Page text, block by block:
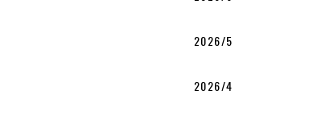
2026/5
2026/4